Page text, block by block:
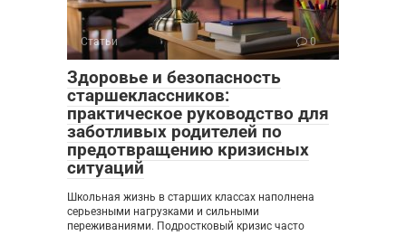
Статьи 0
Здоровье и безопасность
старшеклассников:
практическое руководство для
заботливых родителей по
предотвращению кризисных
ситуаций
Школьная жизнь в старших классах наполнена
серьезными нагрузками и сильными
переживаниями. Подростковый кризис часто